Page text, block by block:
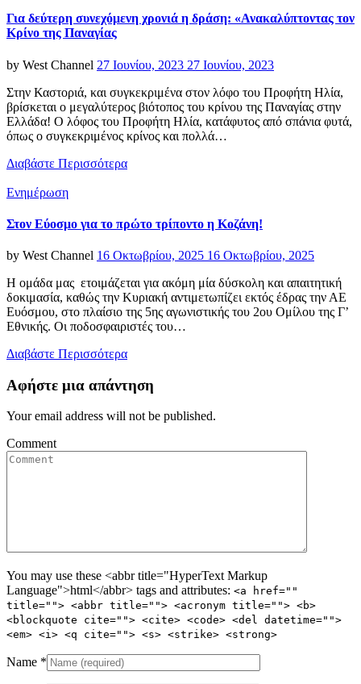
Για δεύτερη συνεχόμενη χρονιά η δράση: «Ανακαλύπτοντας τον
Κρίνο της Παναγίας
by West Channel Posted
27 Ιουνίου, 2023 27 Ιουνίου, 2023
Στην Καστοριά, και συγκεκριμένα στον λόφο του Προφήτη Ηλία,
βρίσκεται ο μεγαλύτερος βιότοπος του κρίνου της Παναγίας στην
Ελλάδα! Ο λόφος του Προφήτη Ηλία, κατάφυτος από σπάνια φυτά,
όπως ο συγκεκριμένος κρίνος και πολλά…
Διαβάστε Περισσότερα
Categories
Ενημέρωση
Στον Εύοσμο για το πρώτο τρίποντο η Κοζάνη!
by West Channel Posted
16 Οκτωβρίου, 2025 16 Οκτωβρίου, 2025
Η ομάδα μας ετοιμάζεται για ακόμη μία δύσκολη και απαιτητική
δοκιμασία, καθώς την Κυριακή αντιμετωπίζει εκτός έδρας την ΑΕ
Ευόσμου, στο πλαίσιο της 5ης αγωνιστικής του 2ου Ομίλου της Γ’
Εθνικής. Οι ποδοσφαιριστές του…
Διαβάστε Περισσότερα
Αφήστε μια απάντηση
Your email address will not be published.
Comment
You may use these <abbr title="HyperText Markup
Language">html</abbr> tags and attributes: <a href=""
title=""> <abbr title=""> <acronym title=""> <b>
<blockquote cite=""> <cite> <code> <del datetime="">
<em> <i> <q cite=""> <s> <strike> <strong>
Name *